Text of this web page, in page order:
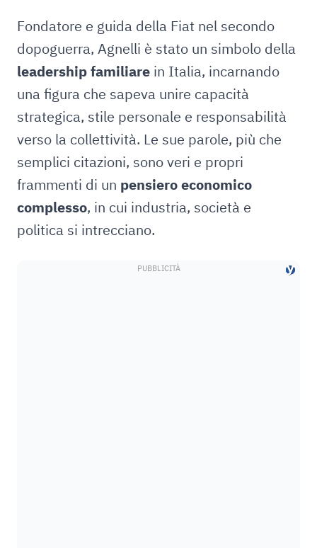
Fondatore e guida della Fiat nel secondo
dopoguerra, Agnelli è stato un simbolo della
leadership familiare in Italia, incarnando
una figura che sapeva unire capacità
strategica, stile personale e responsabilità
verso la collettività. Le sue parole, più che
semplici citazioni, sono veri e propri
frammenti di un pensiero economico
complesso, in cui industria, società e
politica si intrecciano.